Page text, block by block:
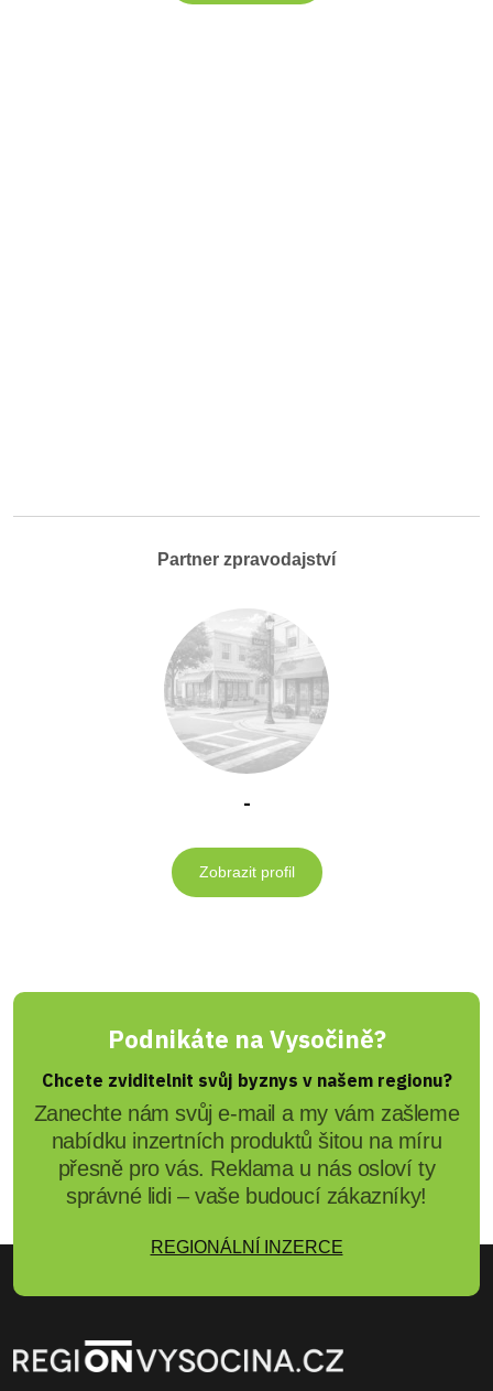
Partner zpravodajství
-
Zobrazit profil
Podnikáte na Vysočině?
Chcete zviditelnit svůj byznys v našem regionu?
Zanechte nám svůj e-mail a my vám zašleme
nabídku inzertních produktů šitou na míru
přesně pro vás. Reklama u nás osloví ty
správné lidi – vaše budoucí zákazníky!
REGIONÁLNÍ INZERCE